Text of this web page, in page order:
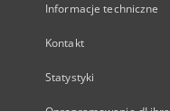
Informacje techniczne
Kontakt
Statystyki